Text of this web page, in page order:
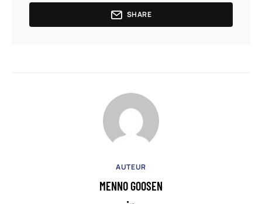
SHARE
AUTEUR
MENNO GOOSEN